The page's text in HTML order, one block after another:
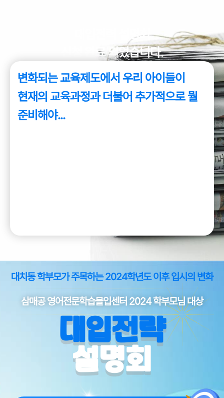
대입전력 설명회
신청 완료 되었습니다.
변화되는 교육제도에서 우리 아이들이
현재의 교육과정과 더불어 추가적으로 뭘
준비해야...
대치동 학부모가 주목하는 2024학년도 이후 입시의 변화
삼매공 영어전문학습몰입센터 2024 학부모님 대상
대입전략
설명회